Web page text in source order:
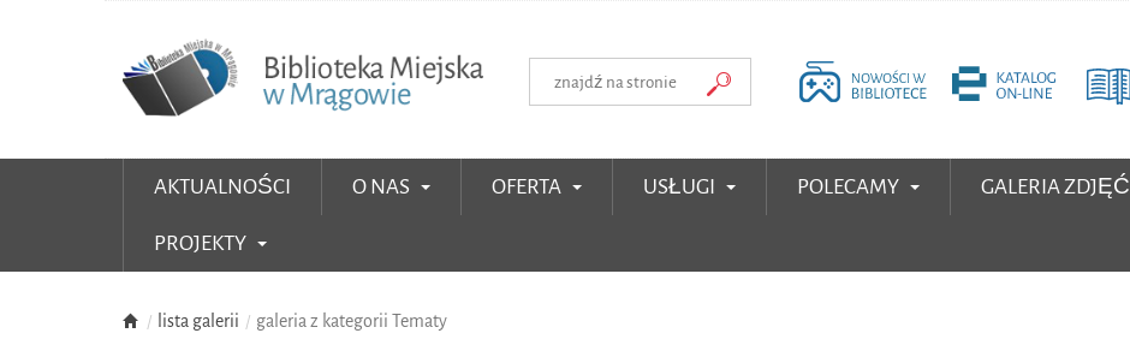
AKTUALNOŚCI O NAS OFERTA USŁUGI POLECAMY GALERIA ZDJĘĆ
PROJEKTY
lista galerii galeria z kategorii Tematy